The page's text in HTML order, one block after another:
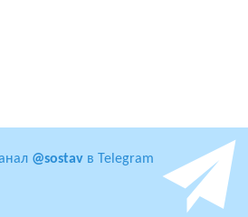
@sostav в Telegram